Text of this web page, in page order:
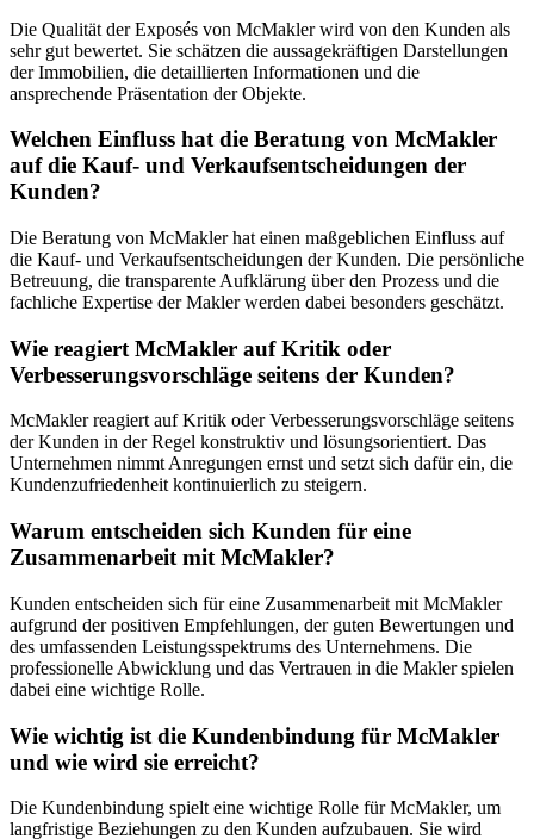
Die Qualität der Exposés von McMakler wird von den Kunden als
sehr gut bewertet. Sie schätzen die aussagekräftigen Darstellungen
der Immobilien, die detaillierten Informationen und die
ansprechende Präsentation der Objekte.
Welchen Einfluss hat die Beratung von McMakler
auf die Kauf- und Verkaufsentscheidungen der
Kunden?
Die Beratung von McMakler hat einen maßgeblichen Einfluss auf
die Kauf- und Verkaufsentscheidungen der Kunden. Die persönliche
Betreuung, die transparente Aufklärung über den Prozess und die
fachliche Expertise der Makler werden dabei besonders geschätzt.
Wie reagiert McMakler auf Kritik oder
Verbesserungsvorschläge seitens der Kunden?
McMakler reagiert auf Kritik oder Verbesserungsvorschläge seitens
der Kunden in der Regel konstruktiv und lösungsorientiert. Das
Unternehmen nimmt Anregungen ernst und setzt sich dafür ein, die
Kundenzufriedenheit kontinuierlich zu steigern.
Warum entscheiden sich Kunden für eine
Zusammenarbeit mit McMakler?
Kunden entscheiden sich für eine Zusammenarbeit mit McMakler
aufgrund der positiven Empfehlungen, der guten Bewertungen und
des umfassenden Leistungsspektrums des Unternehmens. Die
professionelle Abwicklung und das Vertrauen in die Makler spielen
dabei eine wichtige Rolle.
Wie wichtig ist die Kundenbindung für McMakler
und wie wird sie erreicht?
Die Kundenbindung spielt eine wichtige Rolle für McMakler, um
langfristige Beziehungen zu den Kunden aufzubauen. Sie wird